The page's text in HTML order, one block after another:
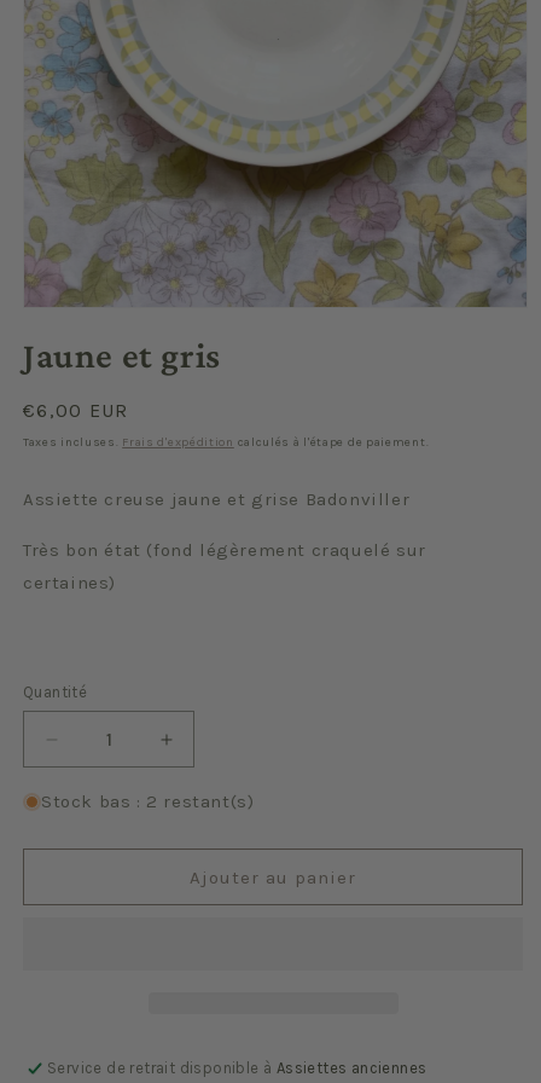
média
1
une
fenêtre
modale
Jaune et gris
Prix
habituel
€6,00 EUR
Taxes incluses. Frais d'expédition calculés à l'étape de paiement.
Assiette creuse jaune et grise Badonviller
Très bon état (fond légèrement craquelé sur
certaines)
Quantité
Quantité
Réduire
la
quantité
Jaune
gris
Augmenter
la
quantité
Jaune
gris
Stock bas : 2 restant(s)
Ajouter au panier
Service de retrait disponible à Assiettes anciennes